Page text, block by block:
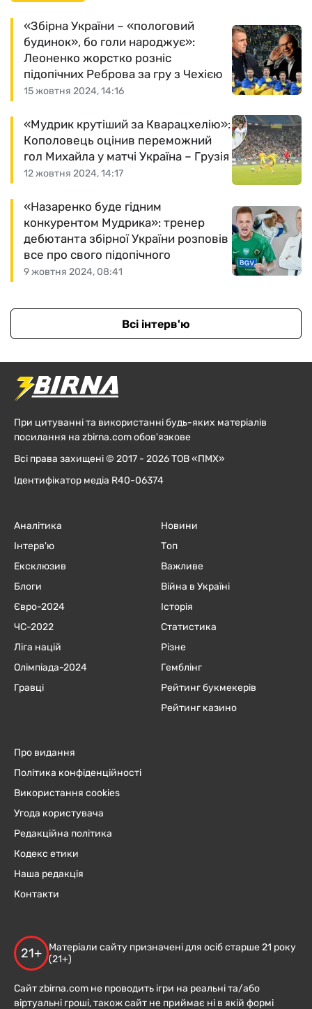
15 жовтня 2024, 14:16
«Збірна України – «пологовий
будинок», бо голи народжує»:
Леоненко жорстко розніс
підопічних Реброва за гру з Чехією
12 жовтня 2024, 14:17
«Мудрик крутіший за Кварацхелію»:
Кополовець оцінив переможний
гол Михайла у матчі Україна – Грузія
9 жовтня 2024, 08:41
«Назаренко буде гідним
конкурентом Мудрика»: тренер
дебютанта збірної України розповів
все про свого підопічного
Всі інтерв'ю
При цитуванні та використанні будь-яких матеріалів
посилання на zbirna.com обов'язкове
Всі права захищені © 2017 - 2026 ТОВ «ПМХ»
Ідентифікатор медіа R40-06374
Аналітика
Інтерв'ю
Ексклюзив
Блоги
Євро-2024
ЧC-2022
Ліга націй
Олімпіада-2024
Гравці
Новини
Топ
Важливе
Війна в Україні
Історія
Статистика
Різне
Гемблінг
Рейтинг букмекерів
Рейтинг казино
Про видання
Політика конфіденційності
Використання cookies
Угода користувача
Редакційна політика
Кодекс етики
Наша редакція
Контакти
21+
Матеріали сайту призначені для осіб старше 21 року
(21+)
Сайт zbirna.com не проводить ігри на реальні та/або
віртуальні гроші, також сайт не приймає ні в якій формі